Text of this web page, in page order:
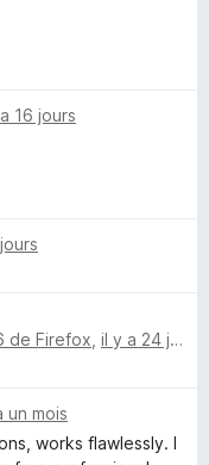
16 jours
de Firefox il y a 24 jours
un mois
works flawlessly. I